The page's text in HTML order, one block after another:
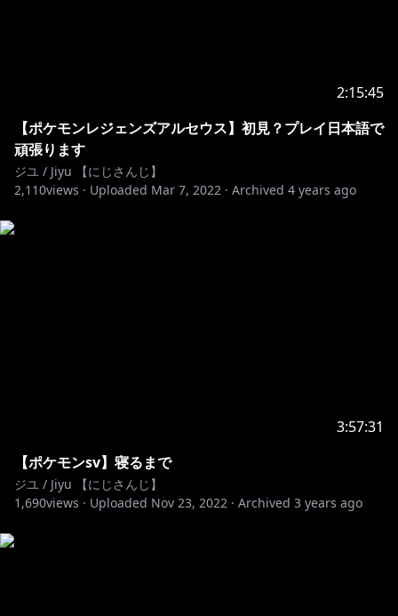
2:15:45
【ポケモンレジェンズアルセウス】初見？プレイ日本語で
頑張ります
ジユ / Jiyu 【にじさんじ】
2,110views · Uploaded Mar 7, 2022 · Archived 4 years ago
3:57:31
【ポケモンsv】寝るまで
ジユ / Jiyu 【にじさんじ】
1,690views · Uploaded Nov 23, 2022 · Archived 3 years ago